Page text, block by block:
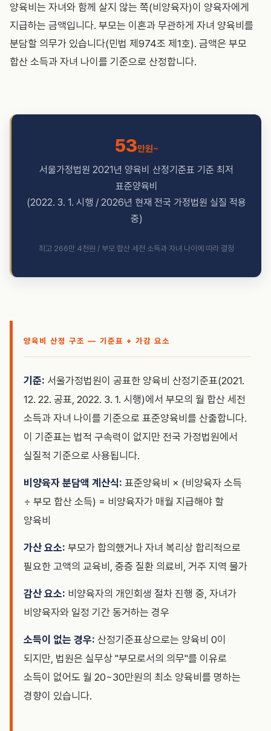
양육비는 자녀와 함께 살지 않는 쪽(비양육자)이 양육자에게
지급하는 금액입니다. 부모는 이혼과 무관하게 자녀 양육비를
분담할 의무가 있습니다(민법 제974조 제1호). 금액은 부모
합산 소득과 자녀 나이를 기준으로 산정합니다.
53만원~
서울가정법원 2021년 양육비 산정기준표 기준 최저
표준양육비
(2022. 3. 1. 시행 / 2026년 현재 전국 가정법원 실질 적용
중)
최고 266만 4천원 / 부모 합산 세전 소득과 자녀 나이에 따라 결정
양육비 산정 구조 — 기준표 + 가감 요소
기준: 서울가정법원이 공표한 양육비 산정기준표(2021.
12. 22. 공표, 2022. 3. 1. 시행)에서 부모의 월 합산 세전
소득과 자녀 나이를 기준으로 표준양육비를 산출합니다.
이 기준표는 법적 구속력이 없지만 전국 가정법원에서
실질적 기준으로 사용됩니다.
비양육자 분담액 계산식: 표준양육비 × (비양육자 소득
÷ 부모 합산 소득) = 비양육자가 매월 지급해야 할
양육비
가산 요소: 부모가 합의했거나 자녀 복리상 합리적으로
필요한 고액의 교육비, 중증 질환 의료비, 거주 지역 물가
감산 요소: 비양육자의 개인회생 절차 진행 중, 자녀가
비양육자와 일정 기간 동거하는 경우
소득이 없는 경우: 산정기준표상으로는 양육비 0이
되지만, 법원은 실무상 "부모로서의 의무"를 이유로
소득이 없어도 월 20~30만원의 최소 양육비를 명하는
경향이 있습니다.